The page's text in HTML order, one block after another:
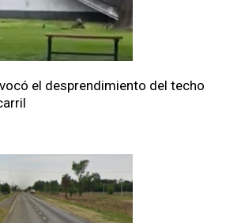
el desprendimiento del techo